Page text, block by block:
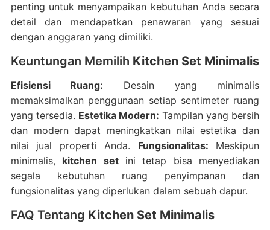
penting untuk menyampaikan kebutuhan Anda secara
detail dan mendapatkan penawaran yang sesuai
dengan anggaran yang dimiliki.
Keuntungan Memilih Kitchen Set Minimalis
Efisiensi Ruang: Desain yang minimalis
memaksimalkan penggunaan setiap sentimeter ruang
yang tersedia. Estetika Modern: Tampilan yang bersih
dan modern dapat meningkatkan nilai estetika dan
nilai jual properti Anda. Fungsionalitas: Meskipun
minimalis, kitchen setini tetap bisa menyediakan
segala kebutuhan ruang penyimpanan dan
fungsionalitas yang diperlukan dalam sebuah dapur.
FAQ Tentang Kitchen Set Minimalis